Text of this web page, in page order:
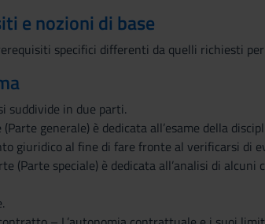
e nozioni di base
specifici differenti da quelli richiesti per
suddivide in due parti.
(Parte generale) è dedicata all’esame della
giuridico al fine di fare fronte al verificarsi di
(Parte speciale) è dedicata all’analisi di